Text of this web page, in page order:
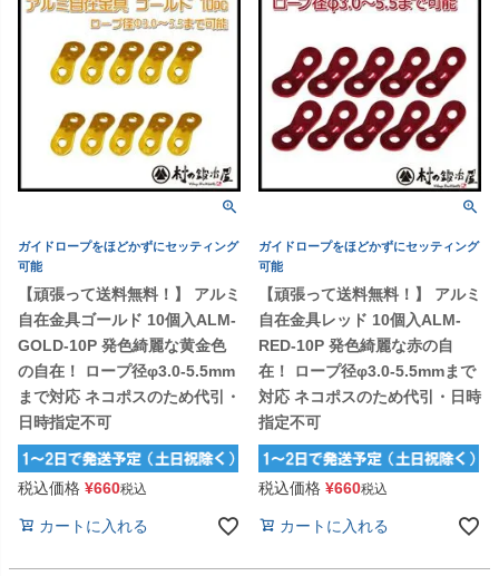
ガイドロープをほどかずにセッティング
可能
【頑張って送料無料！】 アルミ
自在金具ゴールド 10個入ALM-
GOLD-10P 発色綺麗な黄金色
の自在！ ロープ径φ3.0-5.5mm
まで対応 ネコポスのため代引・
日時指定不可
税込価格 ¥660税込
カートに入れる
ガイドロープをほどかずにセッティング
可能
【頑張って送料無料！】 アルミ
自在金具レッド 10個入ALM-
RED-10P 発色綺麗な赤の自
在！ ロープ径φ3.0-5.5mmまで
対応 ネコポスのため代引・日時
指定不可
税込価格 ¥660税込
カートに入れる